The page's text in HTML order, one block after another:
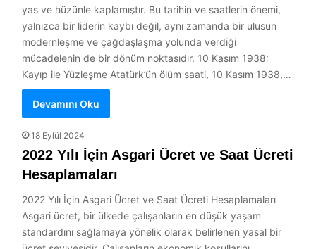
yas ve hüzünle kaplamıştır. Bu tarihin ve saatlerin önemi,
yalnızca bir liderin kaybı değil, aynı zamanda bir ulusun
modernleşme ve çağdaşlaşma yolunda verdiği
mücadelenin de bir dönüm noktasıdır. 10 Kasım 1938:
Kayıp ile Yüzleşme Atatürk’ün ölüm saati, 10 Kasım 1938,…
Devamını Oku
18 Eylül 2024
2022 Yılı İçin Asgari Ücret ve Saat Ücreti
Hesaplamaları
2022 Yılı İçin Asgari Ücret ve Saat Ücreti Hesaplamaları
Asgari ücret, bir ülkede çalışanların en düşük yaşam
standardını sağlamaya yönelik olarak belirlenen yasal bir